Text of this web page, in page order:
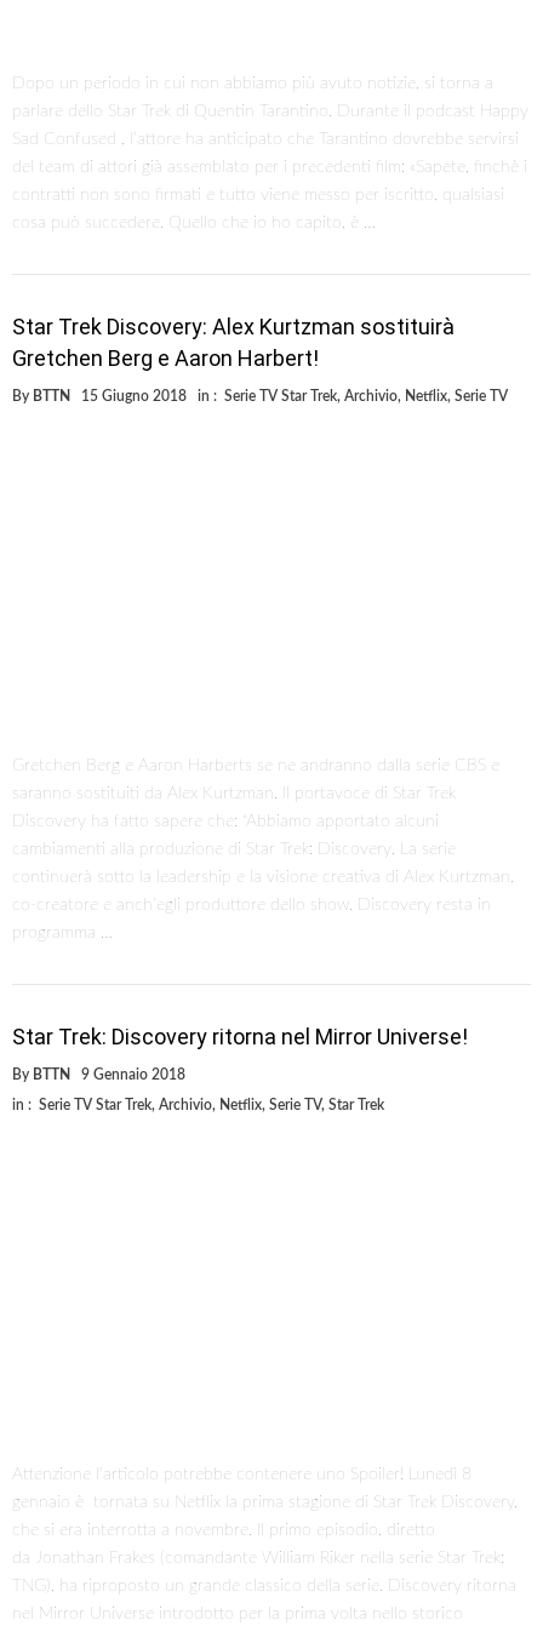
Dopo un periodo in cui non abbiamo più avuto notizie, si torna a
parlare dello Star Trek di Quentin Tarantino. Durante il podcast Happy
Sad Confused , l’attore ha anticipato che Tarantino dovrebbe servirsi
del team di attori già assemblato per i precedenti film: «Sapete, finchè i
contratti non sono firmati e tutto viene messo per iscritto, qualsiasi
cosa può succedere. Quello che io ho capito, è …
Star Trek Discovery: Alex Kurtzman sostituirà
Gretchen Berg e Aaron Harbert!
By BTTN 15 Giugno 2018 in : Serie TV Star Trek, Archivio, Netflix, Serie TV
Gretchen Berg e Aaron Harberts se ne andranno dalla serie CBS e
saranno sostituiti da Alex Kurtzman. Il portavoce di Star Trek
Discovery ha fatto sapere che: “Abbiamo apportato alcuni
cambiamenti alla produzione di Star Trek: Discovery. La serie
continuerà sotto la leadership e la visione creativa di Alex Kurtzman,
co-creatore e anch’egli produttore dello show. Discovery resta in
programma …
Star Trek: Discovery ritorna nel Mirror Universe!
By BTTN 9 Gennaio 2018
in : Serie TV Star Trek, Archivio, Netflix, Serie TV, Star Trek
Attenzione l’articolo potrebbe contenere uno Spoiler! Lunedì 8
gennaio è tornata su Netflix la prima stagione di Star Trek Discovery,
che si era interrotta a novembre. Il primo episodio, diretto
da Jonathan Frakes (comandante William Riker nella serie Star Trek:
TNG), ha riproposto un grande classico della serie. Discovery ritorna
nel Mirror Universe introdotto per la prima volta nello storico